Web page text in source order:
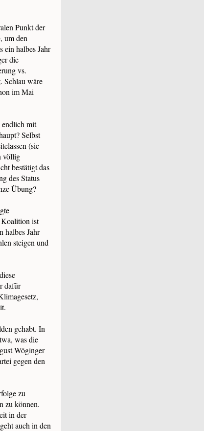
Punkt der
um den
ein halbes Jahr
die
vs.
. Schlau wäre
im Mai
endlich mit
Selbst
(sie
völlig
bestätigt das
des Status
Übung?
Koalition ist
halbes Jahr
steigen und
dafür
gehabt. In
was die
Wöginger
gegen den
zu
zu können.
in der
auch in den